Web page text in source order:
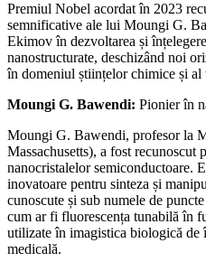
Premiul Nobel acordat în 2023
semnificative ale lui Moungi G.
Ekimov în dezvoltarea și
nanostructurate, deschizând noi
în domeniul științelor chimice și al
Moungi G. Bawendi: Pionier în
Moungi G. Bawendi, profesor la
Massachusetts), a fost
nanocristalelor semiconductoare.
inovatoare pentru sinteza și
cunoscute și sub numele de
cum ar fi fluorescența tunabilă în
utilizate în imagistica biologică de
medicală.